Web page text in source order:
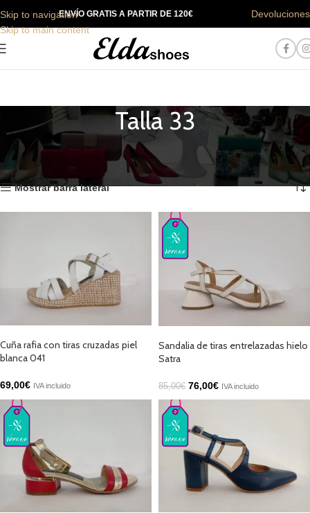
Skip to navigation
Skip to main content
ENVÍO GRATIS A PARTIR DE 120€ Devoluciones
Talla 33
Inicio Tallas pequeñas Primavera / Verano
Mostrando los 36 resultados
Mostrar barra lateral
Cuña rafia con tiras cruzadas piel
blanca 041
69,00€ IVA incluido
Sandalia de tiras entrelazadas hielo
Satra
85,00€ 76,00€ IVA incluido